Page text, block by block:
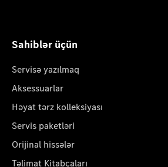
Sahiblər üçün
Servisə yazılmaq
Aksessuarlar
Həyat tərz kolleksiyası
Servis paketləri
Orijinal hissələr
Təlimat Kitabçaları